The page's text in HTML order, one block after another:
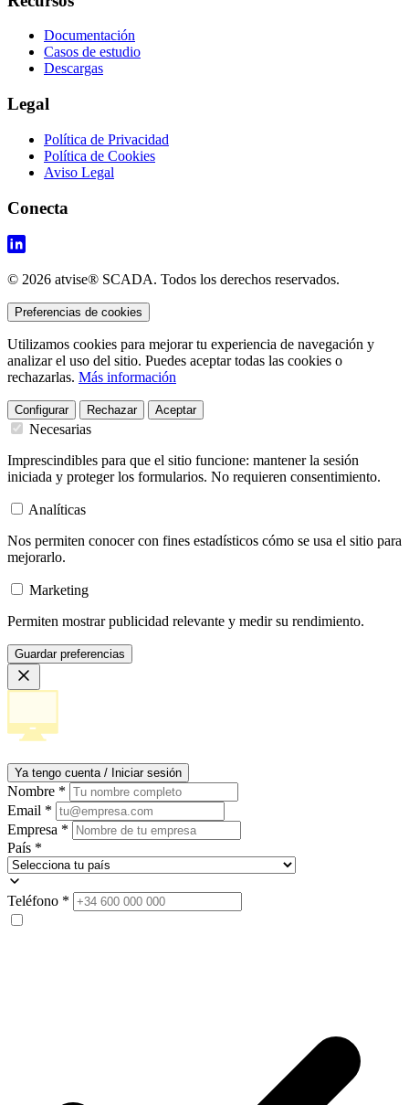
Documentación
Casos de estudio
Descargas
Legal
Política de Privacidad
Política de Cookies
Aviso Legal
Conecta
© 2026 atvise® SCADA. Todos los derechos reservados.
Preferencias de cookies
Utilizamos cookies para mejorar tu experiencia de navegación y
analizar el uso del sitio. Puedes aceptar todas las cookies o
rechazarlas. Más información
Configurar Rechazar Aceptar
Necesarias
Imprescindibles para que el sitio funcione: mantener la sesión
iniciada y proteger los formularios. No requieren consentimiento.
Analíticas
Nos permiten conocer con fines estadísticos cómo se usa el sitio para
mejorarlo.
Marketing
Permiten mostrar publicidad relevante y medir su rendimiento.
Guardar preferencias
Ya tengo cuenta / Iniciar sesión
Nombre *
Email *
Empresa *
País *
Teléfono *